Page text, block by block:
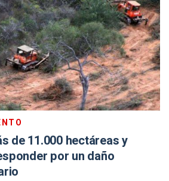
de 11.000 hectáreas y
por un daño